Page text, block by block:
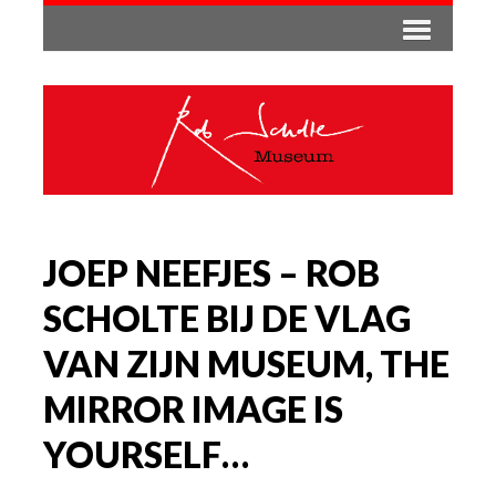
JOEP NEEFJES – ROB
SCHOLTE BIJ DE VLAG
VAN ZIJN MUSEUM, THE
MIRROR IMAGE IS
YOURSELF…